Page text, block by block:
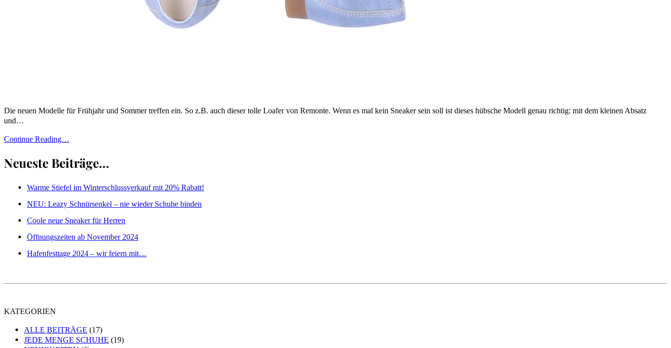
Die neuen Modelle für Frühjahr und Sommer treffen ein. So z.B. auch dieser tolle Loafer von Remonte. Wenn es mal kein Sneaker sein soll ist dieses hübsche Modell genau richtig: mit dem kleinen Absatz
und…
Continue Reading…
Neueste Beiträge...
Warme Stiefel im Winterschlussverkauf mit 20% Rabatt!
NEU: Leazy Schnürsenkel – nie wieder Schuhe binden
Coole neue Sneaker für Herren
Öffnungszeiten ab November 2024
Hafenfesttage 2024 – wir feiern mit…
KATEGORIEN
ALLE BEITRÄGE (17)
JEDE MENGE SCHUHE (19)